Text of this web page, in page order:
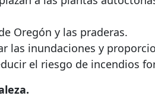
Oregón y las praderas.
las inundaciones y
el riesgo de incendios